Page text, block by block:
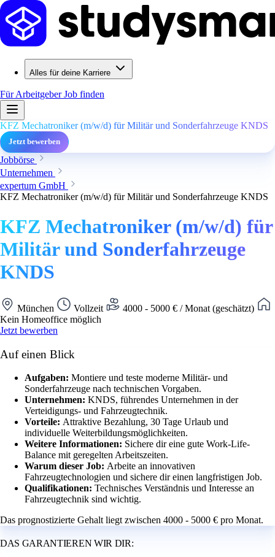
Alles für deine Karriere
Für ArbeitgeberJob finden
KFZ Mechatroniker (m/w/d) für Militär und Sonderfahrzeuge KNDS
Jetzt bewerben
Jobbörse
Unternehmen
expertum GmbH
KFZ Mechatroniker (m/w/d) für Militär und Sonderfahrzeuge KNDS
KFZ Mechatroniker (m/w/d) für
Militär und Sonderfahrzeuge
KNDS
München Vollzeit
4000 - 5000 € / Monat (geschätzt)
Kein Homeoffice möglich
Jetzt bewerben
Auf einen Blick
Aufgaben: Montiere und teste moderne Militär- und
Sonderfahrzeuge nach technischen Vorgaben.
Unternehmen: KNDS, führendes Unternehmen in der
Verteidigungs- und Fahrzeugtechnik.
Vorteile: Attraktive Bezahlung, 30 Tage Urlaub und
individuelle Weiterbildungsmöglichkeiten.
Weitere Informationen: Sichere dir eine gute Work-Life-
Balance mit geregelten Arbeitszeiten.
Warum dieser Job: Arbeite an innovativen
Fahrzeugtechnologien und sichere dir einen langfristigen Job.
Qualifikationen: Technisches Verständnis und Interesse an
Fahrzeugtechnik sind wichtig.
Das prognostizierte Gehalt liegt zwischen 4000 - 5000 € pro Monat.
DAS GARANTIEREN WIR DIR: